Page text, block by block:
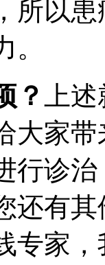
所以
？
上
大家
行诊
还有
专家